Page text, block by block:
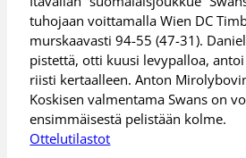
tuhojaan voittamalla Wien DC
murskaavasti 94-55 (47-31).
pistettä, otti kuusi levypalloa,
riisti kertaalleen. Anton
Koskisen valmentama Swans on
ensimmäisestä pelistään kolme.
Ottelutilastot